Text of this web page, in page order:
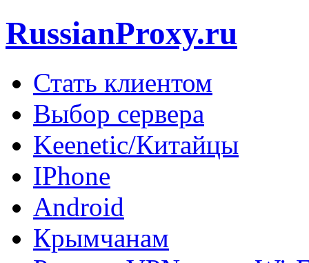
RussianProxy.ru
Стать клиентом
Выбор сервера
Keenetic/Китайцы
IPhone
Android
Крымчанам